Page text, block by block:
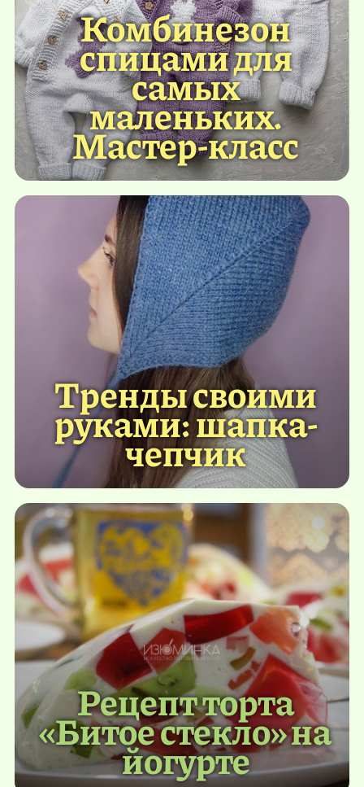
Комбинезон
спицами для
самых
маленьких.
Мастер-класс
Тренды своими
руками: шапка-
чепчик
Рецепт торта
«Битое стекло» на
йогурте